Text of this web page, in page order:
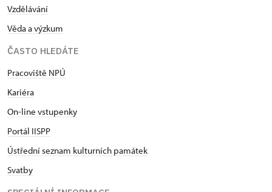
Vzdělávání
Věda a výzkum
ČASTO HLEDÁTE
Pracoviště NPÚ
Kariéra
On-line vstupenky
Portál IISPP
Ústřední seznam kulturních památek
Svatby